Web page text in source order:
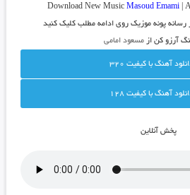
Download New MusicMasoud Emami |
رسانه پونه موزیک روی ادامه مطلب کلیک کنید
آرزو کن از مسعود امامی
آهنگ با کيفيت 320
آهنگ با کيفيت 128
پخش آنلاين